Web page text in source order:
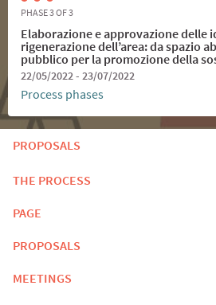
PHASE 3 OF 3
Elaborazione e approvazione delle
rigenerazione dell’area: da spazio
pubblico per la promozione della
22/05/2022 - 23/07/2022
Process phases
PROPOSALS
THE PROCESS
PAGE
PROPOSALS
MEETINGS